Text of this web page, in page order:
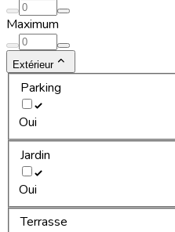
Maximum
Extérieur
Parking
Oui
Jardin
Oui
Terrasse